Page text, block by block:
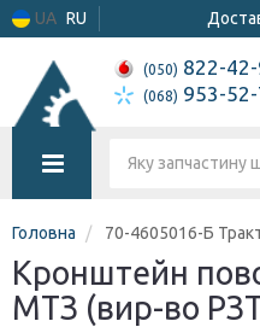
UA RU
(050) 822-
(068) 953-
Головна 70-4605016-Б
Кронштейн
МТЗ (вир-во